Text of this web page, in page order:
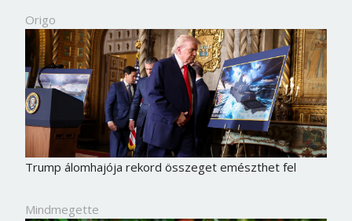
Origo
Trump álomhajója rekord összeget emészthet fel
Mindmegette